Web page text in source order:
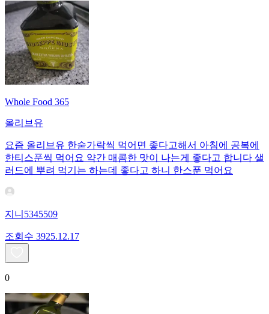
Whole Food 365
올리브유
요즘 올리브유 한숟가락씩 먹어면 좋다고해서 아침에 공복에
한티스푼씩 먹어요 약간 매콤한 맛이 나는게 좋다고 합니다 샐
러드에 뿌려 먹기는 하는데 좋다고 하니 한스푼 먹어요
지니5345509
조회수 3925.12.17
0